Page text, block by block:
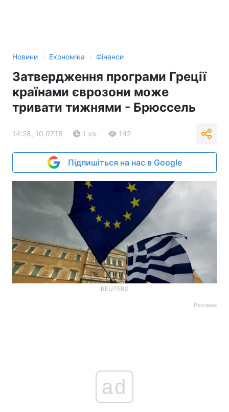
Новини › Економіка › Фінанси
Затвердження програми Греції
країнами єврозони може
тривати тижнями - Брюссель
14:28, 10.07.15 1 хв. 142
Підпишіться на нас в Google
REUTERS
Реклама
ad